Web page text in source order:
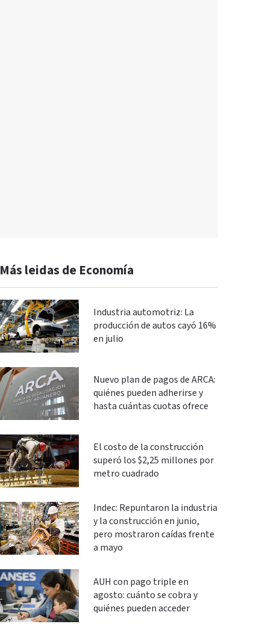
Más leidas de Economía
Industria automotriz: La
producción de autos cayó 16%
en julio
Nuevo plan de pagos de ARCA:
quiénes pueden adherirse y
hasta cuántas cuotas ofrece
El costo de la construcción
superó los $2,25 millones por
metro cuadrado
Indec: Repuntaron la industria
y la construcción en junio,
pero mostraron caídas frente
a mayo
AUH con pago triple en
agosto: cuánto se cobra y
quiénes pueden acceder